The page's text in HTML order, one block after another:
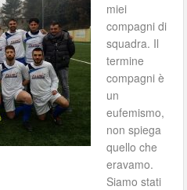
miei
compagni di
squadra. Il
termine
compagni è
un
eufemismo,
non spiega
quello che
eravamo.
Siamo stati